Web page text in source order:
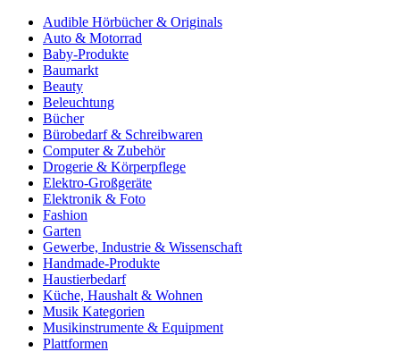
Audible Hörbücher & Originals
Auto & Motorrad
Baby-Produkte
Baumarkt
Beauty
Beleuchtung
Bücher
Bürobedarf & Schreibwaren
Computer & Zubehör
Drogerie & Körperpflege
Elektro-Großgeräte
Elektronik & Foto
Fashion
Garten
Gewerbe, Industrie & Wissenschaft
Handmade-Produkte
Haustierbedarf
Küche, Haushalt & Wohnen
Musik Kategorien
Musikinstrumente & Equipment
Plattformen